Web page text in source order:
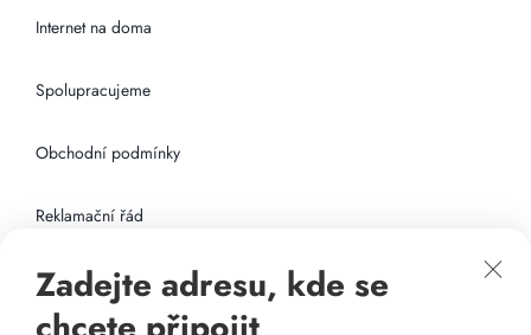
Internet na doma
Spolupracujeme
Obchodní podmínky
Reklamační řád
Připojení k internetu
Zadejte adresu, kde se